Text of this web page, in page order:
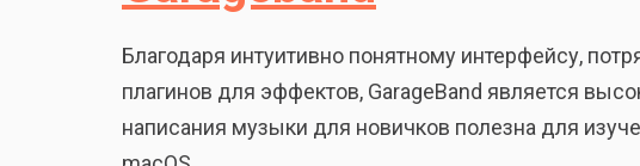
Благодаря интуитивно понятному интерфейсу,
плагинов для эффектов, GarageBand является
написания музыки для новичков полезна для